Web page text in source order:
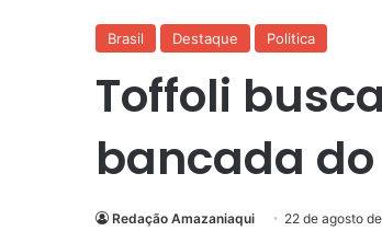
Brasil Destaque Politica
Toffoli
bancada do
Redação Amazaniaqui 22 de agosto